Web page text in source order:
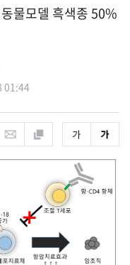
물모델 흑색종 50%
01:44